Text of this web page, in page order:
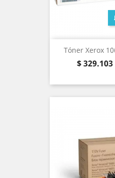
Tóner Xerox
Precio
$ 329.103